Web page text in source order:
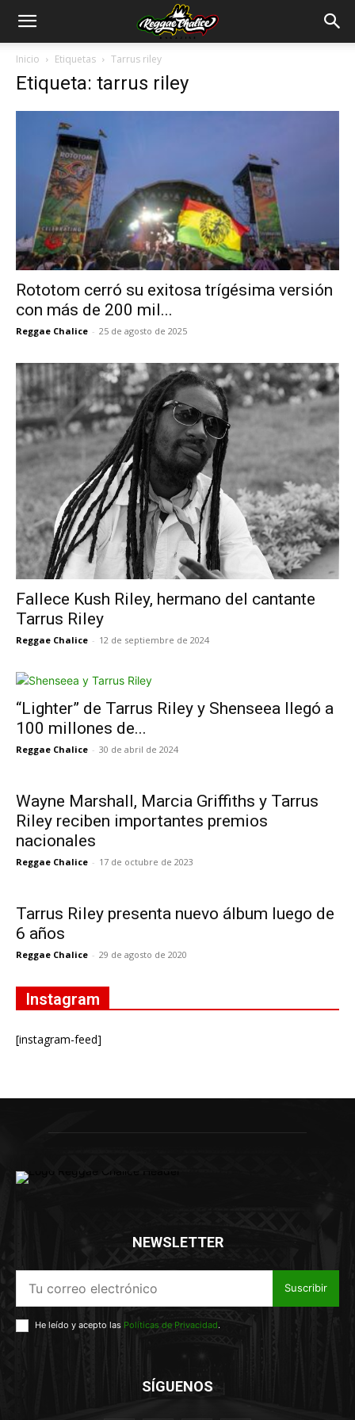
Inicio Etiquetas Tarrus riley
Etiqueta: tarrus riley
Rototom cerró su exitosa trígésima versión
con más de 200 mil...
Reggae Chalice - 25 de agosto de 2025
Fallece Kush Riley, hermano del cantante
Tarrus Riley
Reggae Chalice - 12 de septiembre de 2024
“Lighter” de Tarrus Riley y Shenseea llegó a
100 millones de...
Reggae Chalice - 30 de abril de 2024
Wayne Marshall, Marcia Griffiths y Tarrus
Riley reciben importantes premios
nacionales
Reggae Chalice - 17 de octubre de 2023
Tarrus Riley presenta nuevo álbum luego de
6 años
Reggae Chalice - 29 de agosto de 2020
Instagram
[instagram-feed]
NEWSLETTER
Suscribir
He leído y acepto las Políticas de Privacidad.
SÍGUENOS